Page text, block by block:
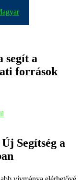
segít a
források
Segítség a